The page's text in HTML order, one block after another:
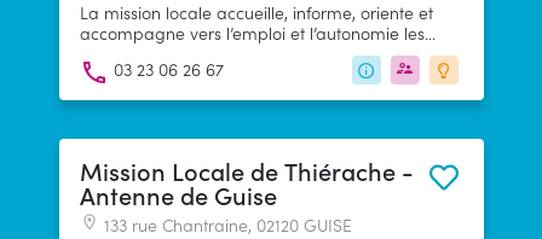
La mission locale accueille, informe, oriente et
accompagne vers l’emploi et l’autonomie les
jeunes de 16 à 25 ans sortis du système scolaire
ou universitaire, inscrits ou non à Pôle emploi.
03 23 06 26 67
Mission Locale de Thiérache -
Antenne de Guise
133 rue Chantraine, 02120 GUISE